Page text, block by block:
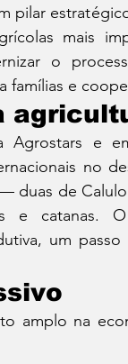
pilar
mais
o
e
e
no
duas de
e catanas.
um passo
amplo na